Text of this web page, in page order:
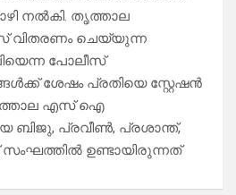
നൽകി. തൃത്താല
വിതരണം ചെയ്യുന്ന
പോലീസ്
ശേഷം പ്രതിയെ സ്റ്റേഷൻ
തൃത്താല എസ് ഐ
ബിജു, പ്രവീൺ, പ്രശാന്ത്,
ഉണ്ടായിരുന്നത്